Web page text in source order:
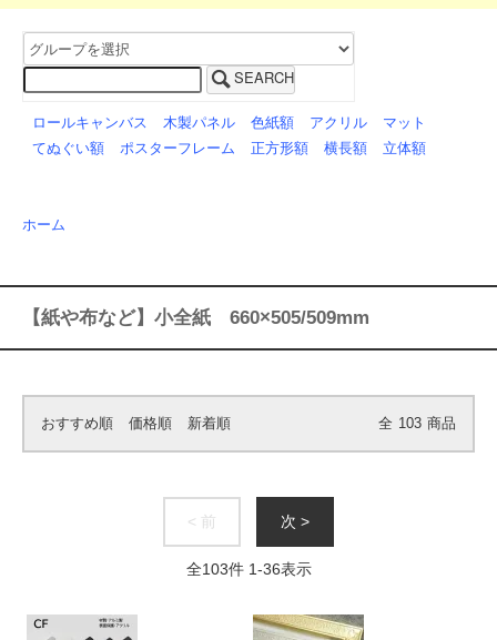
SEARCH
ロールキャンバス 木製パネル 色紙額 アクリル
マット
てぬぐい額
ポスターフレーム 正方形額 横長額 立体額
ホーム
【紙や布など】小全紙 660×505/509mm
おすすめ順 価格順 新着順 全 103 商品
< 前 次 >
全103件 1-36表示